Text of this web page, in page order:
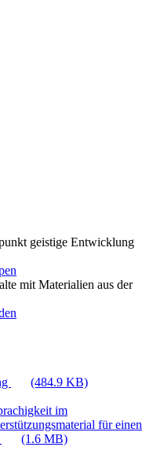
geistige Entwicklung
mit Materialien aus der
(484.9 KB)
im
für einen
(1.6 MB)